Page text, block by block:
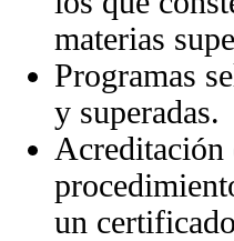
materias
Programas
y superadas.
Acreditación
un